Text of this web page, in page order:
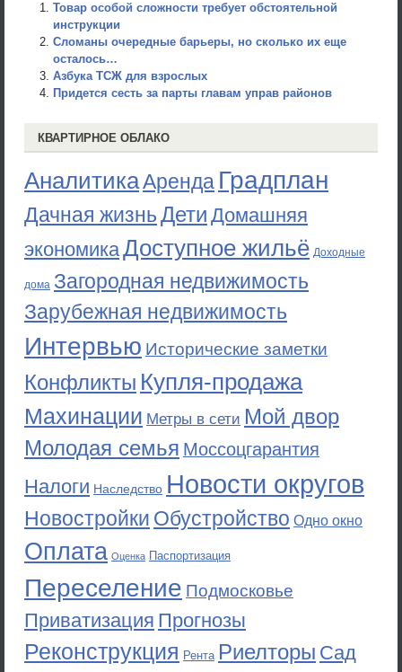
Товар особой сложности требует обстоятельной
инструкции
Сломаны очередные барьеры, но сколько их еще
осталось…
Азбука ТСЖ для взрослых
Придется сесть за парты главам управ районов
КВАРТИРНОЕ ОБЛАКО
АналитикаАренда Градплан
Дачная жизньДети Домашняя
экономикаДоступное жильё Доходные
дома Загородная недвижимость
Зарубежная недвижимость
Интервью Исторические заметки
Конфликты Купля-продажа
Махинации Метры в сети Мой двор
Молодая семья Моссоцгарантия
Налоги Наследство Новости округов
Новостройки Обустройство Одно окно
Оплата Оценка Паспортизация
Переселение Подмосковье
Приватизация Прогнозы
Реконструкция Рента Риелторы Сад